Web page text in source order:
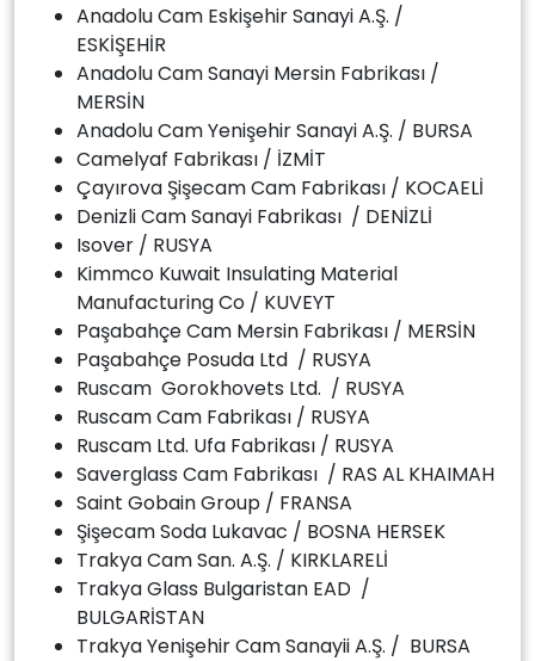
Anadolu Cam Eskişehir Sanayi A.Ş. /
ESKİŞEHİR
Anadolu Cam Sanayi Mersin Fabrikası /
MERSİN
Anadolu Cam Yenişehir Sanayi A.Ş. / BURSA
Camelyaf Fabrikası / İZMİT
Çayırova Şişecam Cam Fabrikası / KOCAELİ
Denizli Cam Sanayi Fabrikası / DENİZLİ
Isover / RUSYA
Kimmco Kuwait Insulating Material
Manufacturing Co / KUVEYT
Paşabahçe Cam Mersin Fabrikası / MERSİN
Paşabahçe Posuda Ltd / RUSYA
Ruscam Gorokhovets Ltd. / RUSYA
Ruscam Cam Fabrikası / RUSYA
Ruscam Ltd. Ufa Fabrikası / RUSYA
Saverglass Cam Fabrikası / RAS AL KHAIMAH
Saint Gobain Group / FRANSA
Şişecam Soda Lukavac / BOSNA HERSEK
Trakya Cam San. A.Ş. / KIRKLARELİ
Trakya Glass Bulgaristan EAD /
BULGARİSTAN
Trakya Yenişehir Cam Sanayii A.Ş. / BURSA